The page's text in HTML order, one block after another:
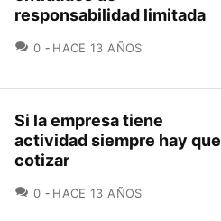
responsabilidad limitada
0 COMENTARIOS
HACE 13 AÑOS
Si la empresa tiene
actividad siempre hay que
cotizar
0 COMENTARIOS
HACE 13 AÑOS